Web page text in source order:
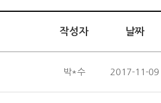
작성자 날짜
박*수 2017-11-09